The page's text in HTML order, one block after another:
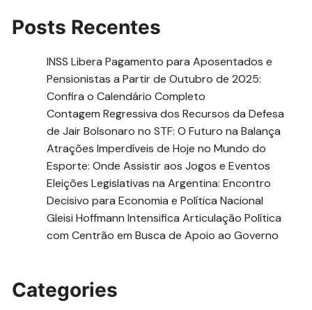
Posts Recentes
INSS Libera Pagamento para Aposentados e
Pensionistas a Partir de Outubro de 2025:
Confira o Calendário Completo
Contagem Regressiva dos Recursos da Defesa
de Jair Bolsonaro no STF: O Futuro na Balança
Atrações Imperdíveis de Hoje no Mundo do
Esporte: Onde Assistir aos Jogos e Eventos
Eleições Legislativas na Argentina: Encontro
Decisivo para Economia e Política Nacional
Gleisi Hoffmann Intensifica Articulação Política
com Centrão em Busca de Apoio ao Governo
Categories